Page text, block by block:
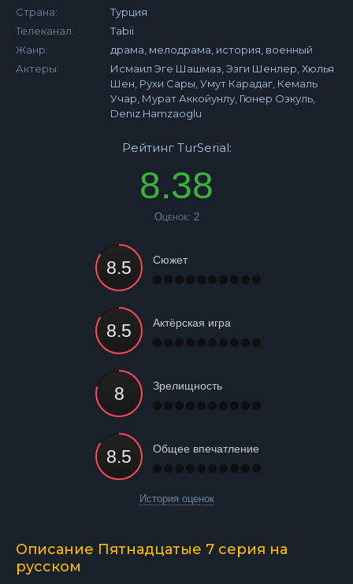
Страна:
Турция
Телеканал:
Tabii
Жанр:
драма, мелодрама, история, военный
Актеры:
Исмаил Эге Шашмаз, Эзги Шенлер, Хюлья
Шен, Рухи Сары, Умут Карадаг, Кемаль
Учар, Мурат Аккойунлу, Гюнер Озкуль,
Deniz Hamzaoglu
Рейтинг TurSerial:
8.38
Оценок: 2
Сюжет
Актёрская игра
Зрелищность
Общее впечатление
История оценок
Описание Пятнадцатые 7 серия на
русском